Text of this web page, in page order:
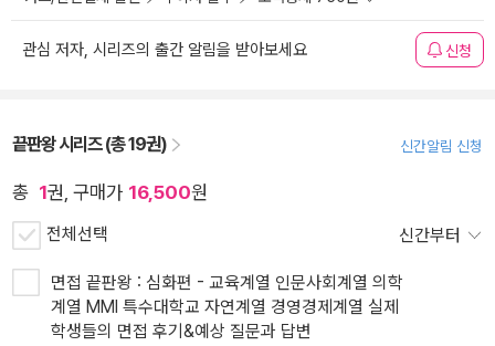
관심 저자, 시리즈의 출간 알림을 받아보세요 신청
끝판왕 시리즈 (총 19권) 신간알림 신청
총 1권, 구매가 16,500원
전체선택 신간부터
면접 끝판왕 : 심화편 - 교육계열 인문사회계열 의학
계열 MMI 특수대학교 자연계열 경영경제계열 실제
학생들의 면접 후기&예상 질문과 답변